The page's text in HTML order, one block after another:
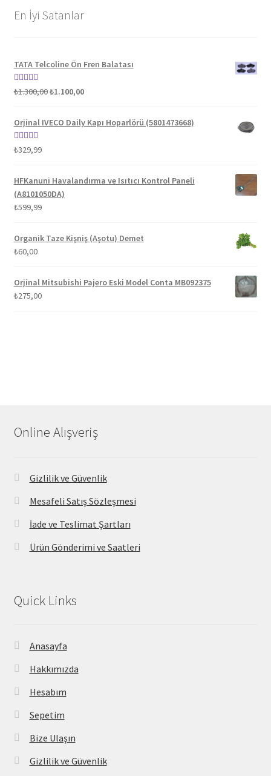
En İyi Satanlar
TATA Telcoline Ön Fren Balatası
5 üzerinden
₺1.300,00Orijinal
₺1.300,00.
₺1.100,00Şu
fiyat:
₺1.100,00.
Orjinal IVECO Daily Kapı Hoparlörü (5801473668)
5 üzerinden
₺329,99
HFKanuni Havalandırma ve Isıtıcı Kontrol Paneli
(A8101050DA)
₺599,99
Organik Taze Kişniş (Aşotu) Demet
₺60,00
Orjinal Mitsubishi Pajero Eski Model Conta MB092375
₺275,00
Online Alışveriş
Gizlilik ve Güvenlik
Mesafeli Satış Sözleşmesi
İade ve Teslimat Şartları
Ürün Gönderimi ve Saatleri
Quick Links
Anasayfa
Hakkımızda
Hesabım
Sepetim
Bize Ulaşın
Gizlilik ve Güvenlik